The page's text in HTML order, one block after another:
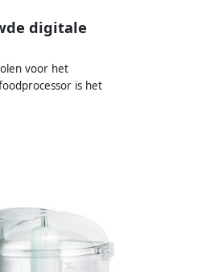
digitale
voor het
is het